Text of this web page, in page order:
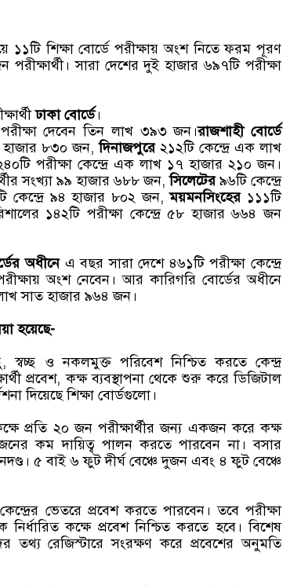
শিক্ষা বোর্ডে পরীক্ষায় অংশ নিতে ফরম পূরণ
সারা দেশের দুই হাজার ৬৯৭টি পরীক্ষা
ঢাকা বোর্ডে।
দেবেন তিন লাখ ৩৯৩ জন।রাজশাহী বোর্ডে
হাজার ৮৩০ জন,দিনাজপুরে২১২টি কেন্দ্রে এক লাখ
পরীক্ষা কেন্দ্রে এক লাখ ১৭ হাজার ২১০ জন।
সংখ্যা ৯৯ হাজার ৬৮৮ জন,সিলেটের৯৬টি কেন্দ্রে
কেন্দ্রে ৯৪ হাজার ৮০২ জন,ময়মনসিংহের১১১টি
১৪২টি পরীক্ষা কেন্দ্রে ৫৮ হাজার ৬৬৪ জন
অধীনেএ বছর সারা দেশে ৪৬১টি পরীক্ষা কেন্দ্রে
অংশ নেবেন। আর কারিগরি বোর্ডের অধীনে
লাখ সাত হাজার ৯৬৪ জন।
হয়েছে-
ও নকলমুক্ত পরিবেশ নিশ্চিত করতে কেন্দ্র
প্রবেশ, কক্ষ ব্যবস্থাপনা থেকে শুরু করে ডিজিটাল
দিয়েছে শিক্ষা বোর্ডগুলো।
কক্ষে প্রতি ২০ জন পরীক্ষার্থীর জন্য একজন করে কক্ষ
কম দায়িত্ব পালন করতে পারবেন না। বসার
৫ বাই ৬ ফুট দীর্ঘ বেঞ্চে দুজন এবং ৪ ফুট বেঞ্চে
ভেতরে প্রবেশ করতে পারবেন। তবে পরীক্ষা
কক্ষে প্রবেশ নিশ্চিত করতে হবে। বিশেষ
তথ্য রেজিস্টারে সংরক্ষণ করে প্রবেশের অনুমতি